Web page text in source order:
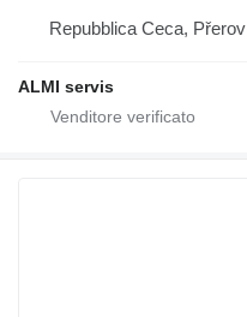
Repubblica Ceca, Přerov
ALMI servis